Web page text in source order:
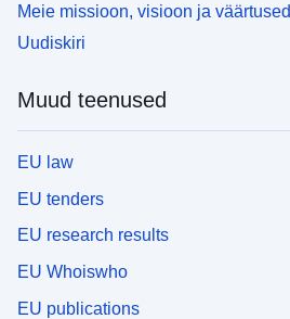
Meie missioon, visioon ja väärtused
Uudiskiri
Muud teenused
EU law
EU tenders
EU research results
EU Whoiswho
EU publications